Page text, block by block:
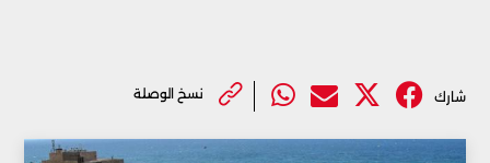
شارك نسخ الوصلة